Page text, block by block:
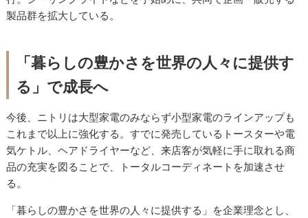
製品群を拡大している。
「暮らしの豊かさを世界の人々に提供す
る」で成長へ
今後、ニトリは大型家電のみならず小型家電のラインアップも
これまで以上に強化する。すでに発売しているトースターや電
気ケトル、ヘアドライヤーなど、来店客が気軽に手に取れる商
品の充実を図ることで、トータルコーディネートを加速させ
る。
「暮らしの豊かさを世界の人々に提供する」を企業理念とし、